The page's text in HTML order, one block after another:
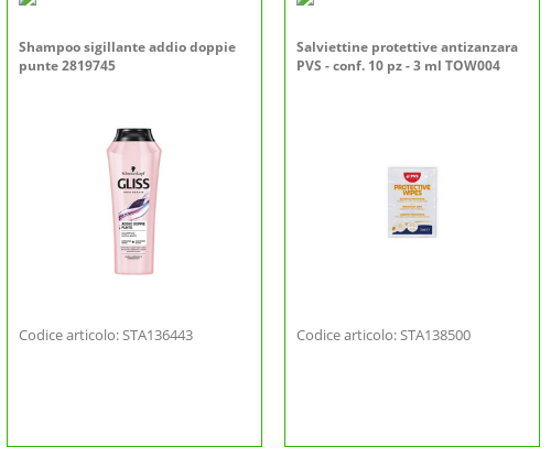
Shampoo sigillante addio doppie
punte 2819745
Codice articolo: STA136443
Salviettine protettive antizanzara
PVS - conf. 10 pz - 3 ml TOW004
Codice articolo: STA138500